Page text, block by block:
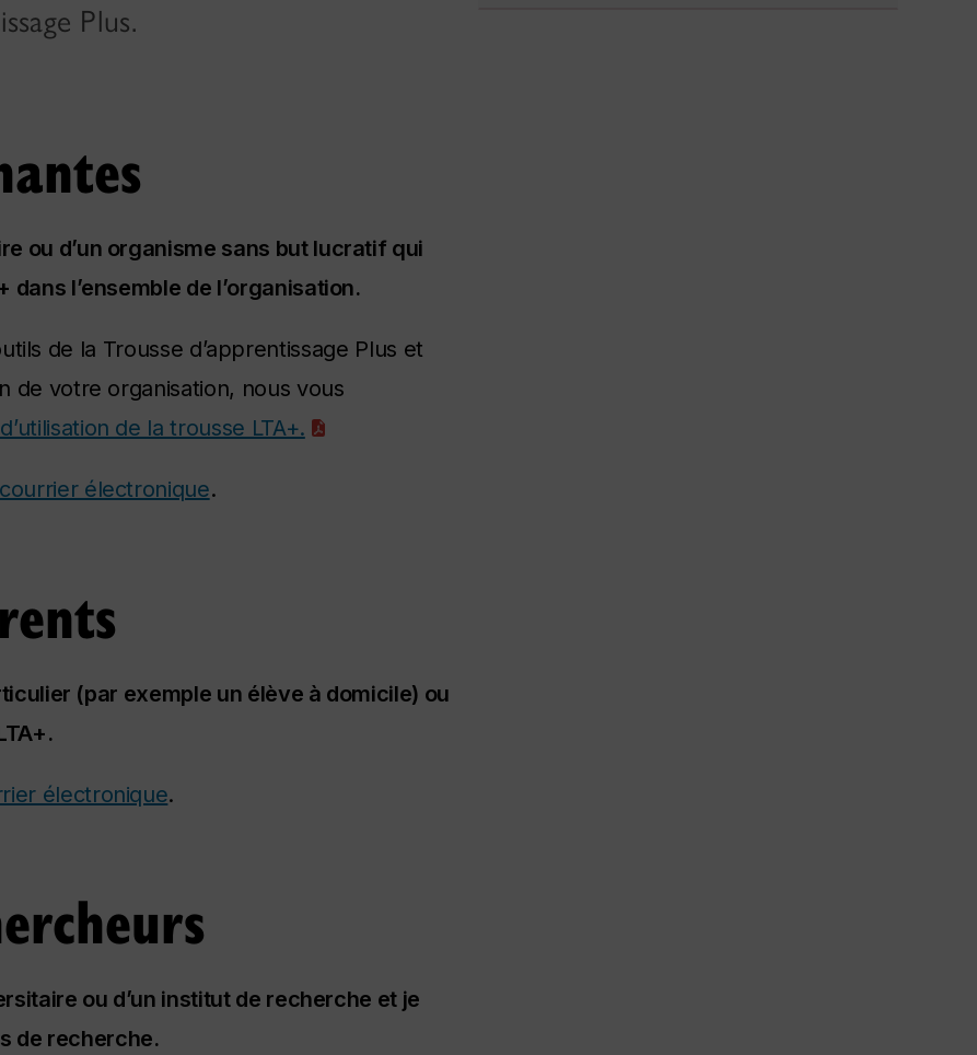
Plus.
ou d’un organisme sans but lucratif qui
l’ensemble de l’organisation.
de la Trousse d’apprentissage Plus et
de votre organisation, nous vous
de la trousse LTA+.
courrier électronique.
(par exemple un élève à domicile) ou
électronique.
ou d’un institut de recherche et je
de recherche.